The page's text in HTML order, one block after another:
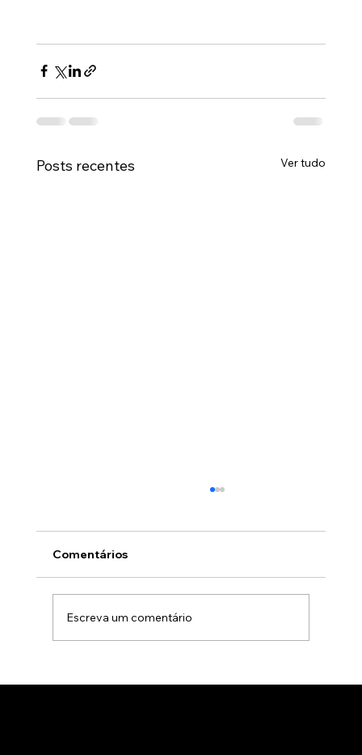
Posts recentes Ver tudo
Comentários
Escreva um comentário